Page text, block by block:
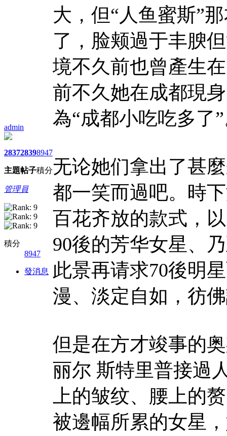
admin
2837
主題
2839
帖子
8947
積分
管理員
積分
8947
發消息
大，但“人鱼蜜斯”
了，脸颊過于丰腴
境不久前也曾產生
前不久她在成都現
為“成都小吃吃多了
无论她们拿出了甚
都一笑而過吧。時
百花齐放的款式，
90後的芳华女星、
此景再请求70後明
漫、淡定自如，彷
但是在方才竣事的
丽尔 斯特里普接過
上的皱纹、腰上的
被邊幅所累的女星